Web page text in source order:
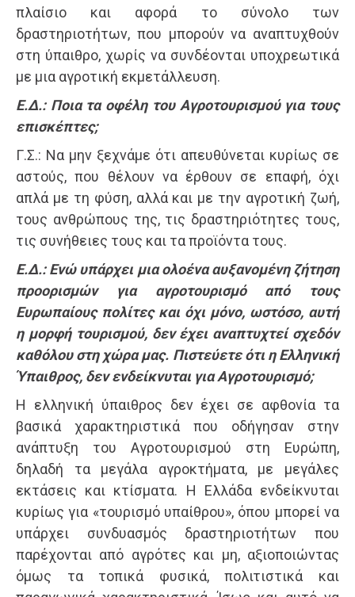
πλαίσιο και αφορά το σύνολο των
δραστηριοτήτων, που μπορούν να αναπτυχθούν
στη ύπαιθρο, χωρίς να συνδέονται υποχρεωτικά
με μια αγροτική εκμετάλλευση.
Ε.Δ.: Ποια τα οφέλη του Αγροτουρισμού για τους
επισκέπτες;
Γ.Σ.: Να μην ξεχνάμε ότι απευθύνεται κυρίως σε
αστούς, που θέλουν να έρθουν σε επαφή, όχι
απλά με τη φύση, αλλά και με την αγροτική ζωή,
τους ανθρώπους της, τις δραστηριότητες τους,
τις συνήθειες τους και τα προϊόντα τους.
Ε.Δ.: Ενώ υπάρχει μια ολοένα αυξανομένη ζήτηση
προορισμών για αγροτουρισμό από τους
Ευρωπαίους πολίτες και όχι μόνο, ωστόσο, αυτή
η μορφή τουρισμού, δεν έχει αναπτυχτεί σχεδόν
καθόλου στη χώρα μας. Πιστεύετε ότι η Ελληνική
Ύπαιθρος, δεν ενδείκνυται για Αγροτουρισμό;
Η ελληνική ύπαιθρος δεν έχει σε αφθονία τα
βασικά χαρακτηριστικά που οδήγησαν στην
ανάπτυξη του Αγροτουρισμού στη Ευρώπη,
δηλαδή τα μεγάλα αγροκτήματα, με μεγάλες
εκτάσεις και κτίσματα. Η Ελλάδα ενδείκνυται
κυρίως για «τουρισμό υπαίθρου», όπου μπορεί να
υπάρχει συνδυασμός δραστηριοτήτων που
παρέχονται από αγρότες και μη, αξιοποιώντας
όμως τα τοπικά φυσικά, πολιτιστικά και